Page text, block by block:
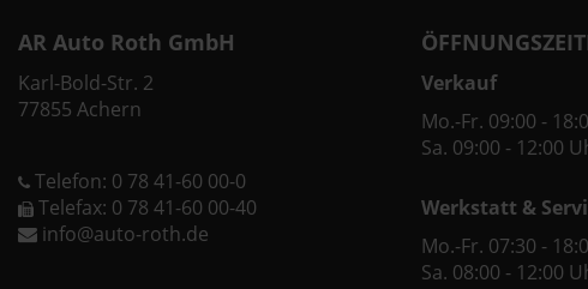
AR Auto Roth GmbH
Karl-Bold-Str. 2
77855 Achern
Telefon: 0 78 41-60 00-0
Telefax: 0 78 41-60 00-40
info@auto-roth.de
Verkauf
Mo.-Fr. 09:00 -
Sa. 09:00 - 12:00
Werkstatt &
Mo.-Fr. 07:30 -
Sa. 08:00 - 12:00